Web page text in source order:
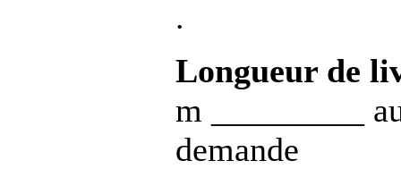
.
Longueur de
m _________
demande